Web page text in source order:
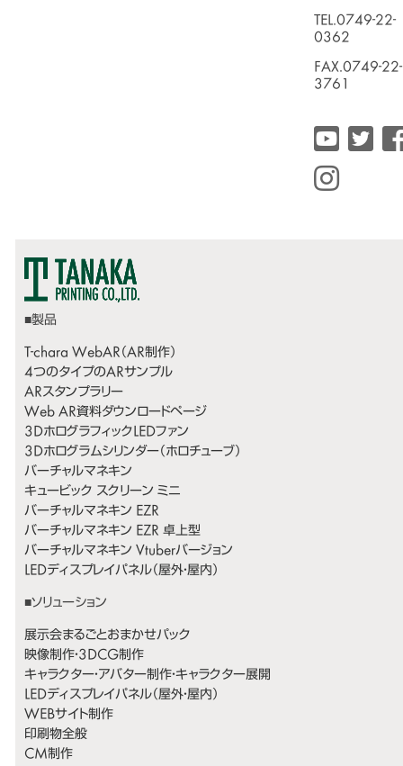
TEL.0749-22-
0362
FAX.0749-22-
3761
T-chara WebAR（AR制作）
4つのタイプのARサンプル
ARスタンプラリー
Web AR資料ダウンロードページ
3DホログラフィックLEDファン
3Dホログラムシリンダー（ホロチューブ）
バーチャルマネキン
キュービック スクリーン ミニ
バーチャルマネキン EZR
バーチャルマネキン EZR 卓上型
バーチャルマネキン Vtuberバージョン
LEDディスプレイパネル（屋外・屋内）
展示会まるごとおまかせパック
映像制作・3DCG制作
キャラクター・アバター制作・キャラクター展開
LEDディスプレイパネル（屋外・屋内）
WEBサイト制作
印刷物全般
CM制作